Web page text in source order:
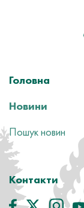
Головна
Новини
Пошук новин
Контакти